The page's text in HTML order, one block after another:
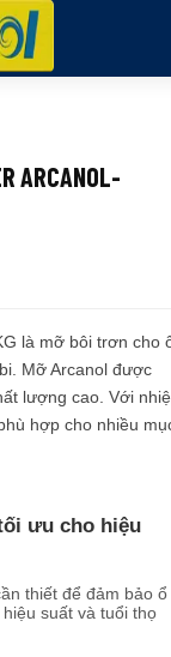
ARCANOL-
là mỡ bôi trơn cho
Mỡ Arcanol được
lượng cao. Với
hợp cho nhiều
ưu cho hiệu
thiết để đảm bảo ổ
suất và tuổi thọ